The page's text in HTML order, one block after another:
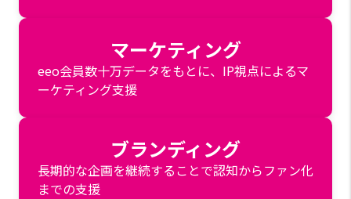
マーケティング
eeo会員数十万データをもとに、IP視点によるマ
ーケティング支援
ブランディング
長期的な企画を継続することで認知からファン化
までの支援